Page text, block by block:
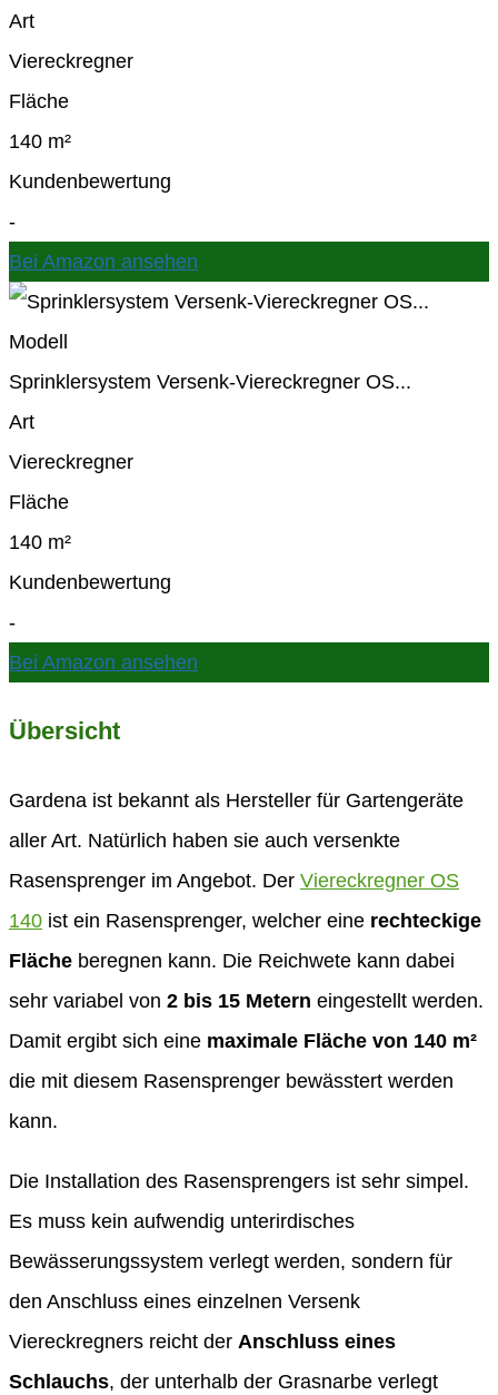
Art
Viereckregner
Fläche
140 m²
Kundenbewertung
-
Bei Amazon ansehen
Modell
Sprinklersystem Versenk-Viereckregner OS...
Art
Viereckregner
Fläche
140 m²
Kundenbewertung
-
Bei Amazon ansehen
Übersicht
Gardena ist bekannt als Hersteller für Gartengeräte
aller Art. Natürlich haben sie auch versenkte
Rasensprenger im Angebot. Der Viereckregner OS
140 ist ein Rasensprenger, welcher eine rechteckige
Fläche beregnen kann. Die Reichwete kann dabei
sehr variabel von 2 bis 15 Metern eingestellt werden.
Damit ergibt sich eine maximale Fläche von 140 m²
die mit diesem Rasensprenger bewässtert werden
kann.
Die Installation des Rasensprengers ist sehr simpel.
Es muss kein aufwendig unterirdisches
Bewässerungssystem verlegt werden, sondern für
den Anschluss eines einzelnen Versenk
Viereckregners reicht der Anschluss eines
Schlauchs, der unterhalb der Grasnarbe verlegt